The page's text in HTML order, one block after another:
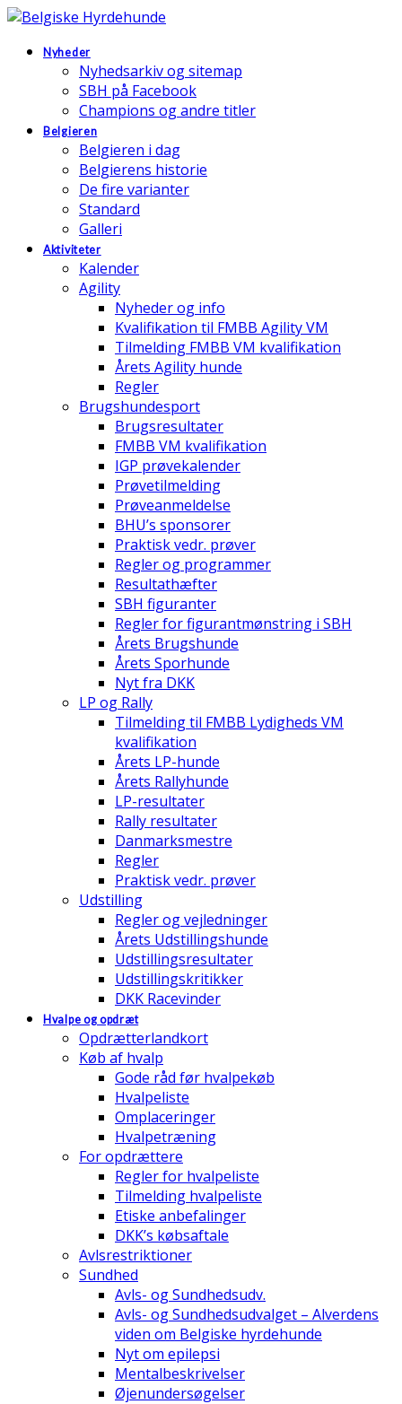
Nyheder
Nyhedsarkiv og sitemap
SBH på Facebook
Champions og andre titler
Belgieren
Belgieren i dag
Belgierens historie
De fire varianter
Standard
Galleri
Aktiviteter
Kalender
Agility
Nyheder og info
Kvalifikation til FMBB Agility VM
Tilmelding FMBB VM kvalifikation
Årets Agility hunde
Regler
Brugshundesport
Brugsresultater
FMBB VM kvalifikation
IGP prøvekalender
Prøvetilmelding
Prøveanmeldelse
BHU’s sponsorer
Praktisk vedr. prøver
Regler og programmer
Resultathæfter
SBH figuranter
Regler for figurantmønstring i SBH
Årets Brugshunde
Årets Sporhunde
Nyt fra DKK
LP og Rally
Tilmelding til FMBB Lydigheds VM
kvalifikation
Årets LP-hunde
Årets Rallyhunde
LP-resultater
Rally resultater
Danmarksmestre
Regler
Praktisk vedr. prøver
Udstilling
Regler og vejledninger
Årets Udstillingshunde
Udstillingsresultater
Udstillingskritikker
DKK Racevinder
Hvalpe og opdræt
Opdrætterlandkort
Køb af hvalp
Gode råd før hvalpekøb
Hvalpeliste
Omplaceringer
Hvalpetræning
For opdrættere
Regler for hvalpeliste
Tilmelding hvalpeliste
Etiske anbefalinger
DKK’s købsaftale
Avlsrestriktioner
Sundhed
Avls- og Sundhedsudv.
Avls- og Sundhedsudvalget – Alverdens
viden om Belgiske hyrdehunde
Nyt om epilepsi
Mentalbeskrivelser
Øjenundersøgelser